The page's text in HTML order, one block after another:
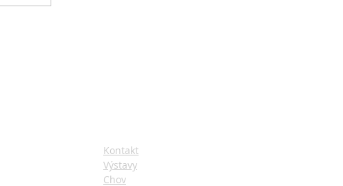
Kontakt
Výstavy
Chov